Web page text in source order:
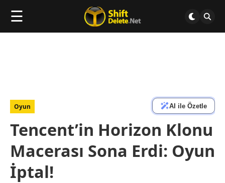
☰
Oyun AI ile Özetle
Tencent’in Horizon Klonu
Macerası Sona Erdi: Oyun
İptal!